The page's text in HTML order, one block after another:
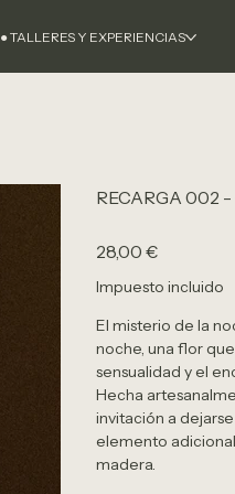
● TALLERES Y EXPERIENCIAS
RECARGA 002
28,00 €
Impuesto incluido
El misterio de la
noche, una flor
sensualidad y el
Hecha
invitación a
elemento
madera.